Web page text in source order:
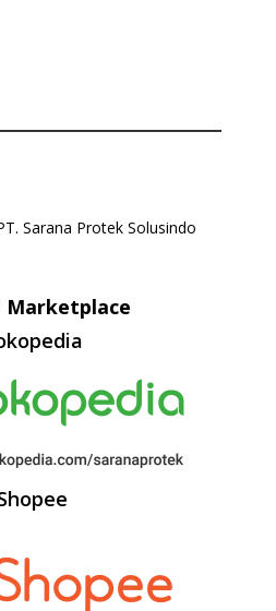
Sarana Protek Solusindo
Marketplace